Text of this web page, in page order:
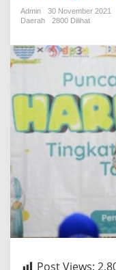
Wali
Admin
30 November 2021
Daerah
2800 Dilihat
Post Views: